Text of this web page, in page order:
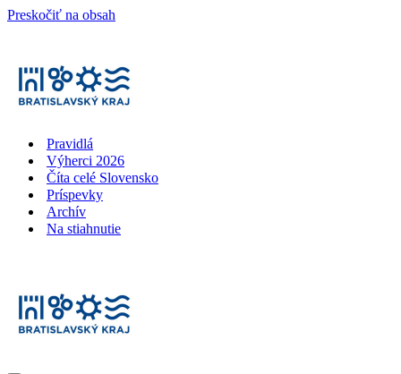
Preskočiť na obsah
Pravidlá
Výherci 2026
Číta celé Slovensko
Príspevky
Archív
Na stiahnutie